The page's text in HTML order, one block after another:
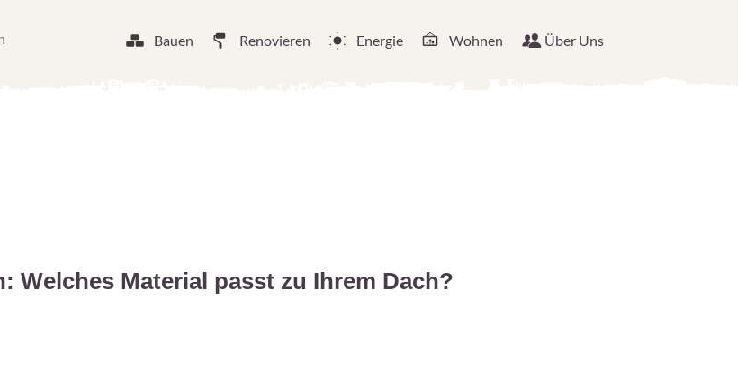
Bauen Renovieren Energie Wohnen Über Uns
Welches Material passt zu Ihrem Dach?